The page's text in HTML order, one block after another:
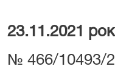
23.11.2021
№ 466/10493/